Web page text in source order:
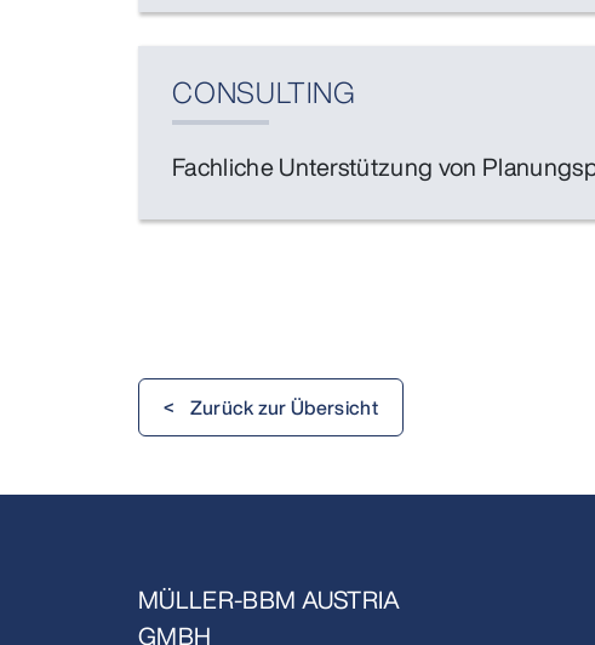
CONSULTING
Fachliche Unterstützung von
< Zurück zur Übersicht
MÜLLER-BBM AUSTRIA
GMBH